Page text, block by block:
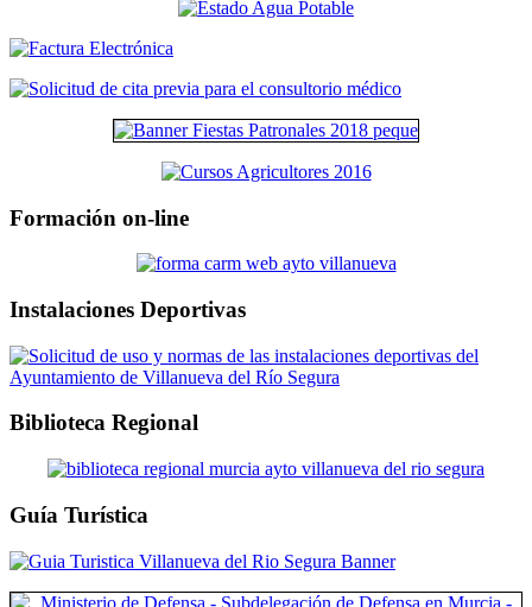
Formación on-line
Instalaciones Deportivas
Biblioteca Regional
Guía Turística